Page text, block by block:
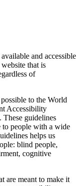
and accessible
that is
of
to the World
Accessibility
guidelines
to people with a wide
helps us
blind people,
cognitive
are meant to make it